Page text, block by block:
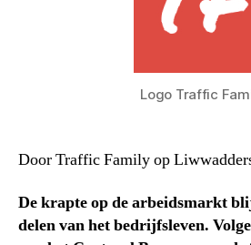
Logo Traffic
Door Traffic Family op
De krapte op de arbeidsmarkt
delen van het bedrijfsleven.